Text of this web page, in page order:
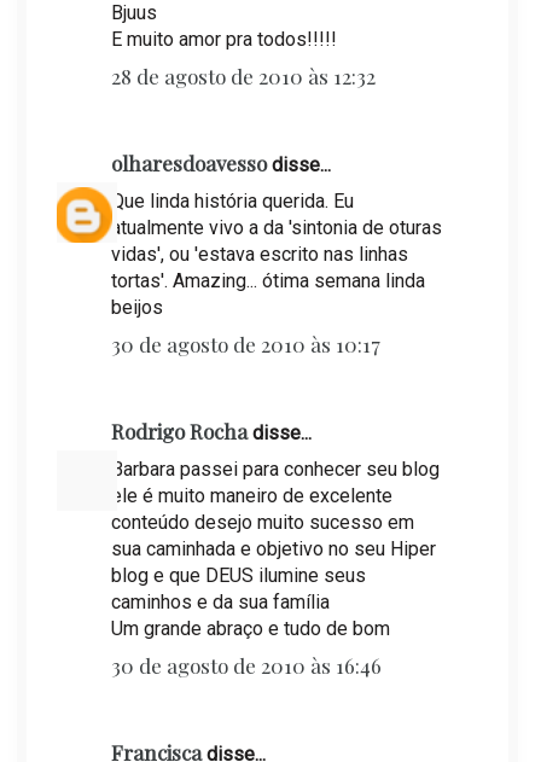
Bjuus
E muito amor pra todos!!!!!
28 de agosto de 2010 às 12:32
olharesdoavessodisse...
Que linda história querida. Eu
atualmente vivo a da 'sintonia de oturas
vidas', ou 'estava escrito nas linhas
tortas'. Amazing... ótima semana linda
beijos
30 de agosto de 2010 às 10:17
Rodrigo Rochadisse...
Barbara passei para conhecer seu blog
ele é muito maneiro de excelente
conteúdo desejo muito sucesso em
sua caminhada e objetivo no seu Hiper
blog e que DEUS ilumine seus
caminhos e da sua família
Um grande abraço e tudo de bom
30 de agosto de 2010 às 16:46
Franciscadisse...